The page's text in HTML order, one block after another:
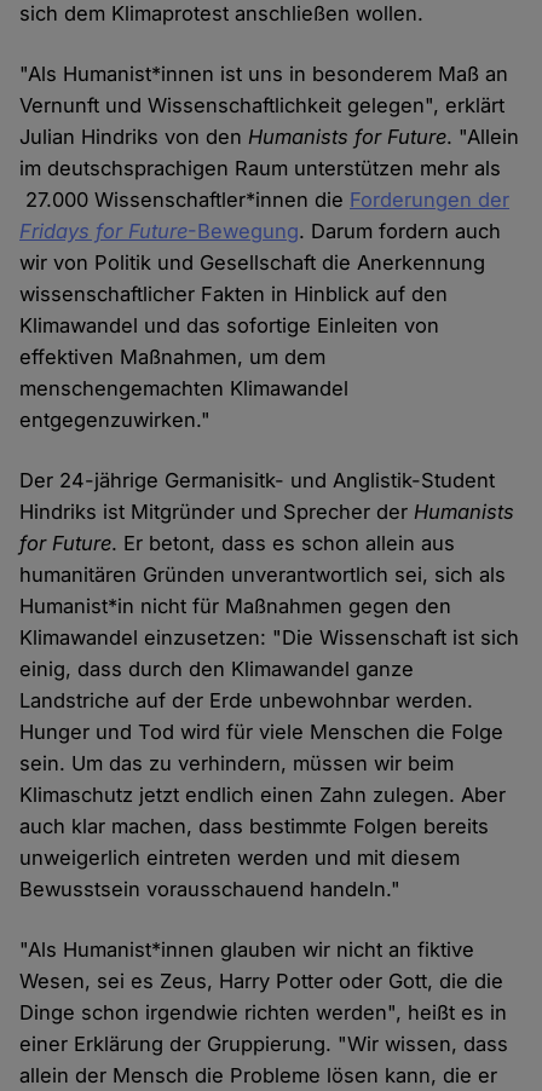
sich dem Klimaprotest anschließen wollen.
"Als Humanist*innen ist uns in besonderem Maß an
Vernunft und Wissenschaftlichkeit gelegen", erklärt
Julian Hindriks von denHumanists for Future. "Allein
im deutschsprachigen Raum unterstützen mehr als
27.000 Wissenschaftler*innen die Forderungen der
Fridays for Future-Bewegung. Darum fordern auch
wir von Politik und Gesellschaft die Anerkennung
wissenschaftlicher Fakten in Hinblick auf den
Klimawandel und das sofortige Einleiten von
effektiven Maßnahmen, um dem
menschengemachten Klimawandel
entgegenzuwirken."
Der 24-jährige Germanisitk- und Anglistik-Student
Hindriks ist Mitgründer und Sprecher derHumanists
for Future. Er betont, dass es schon allein aus
humanitären Gründen unverantwortlich sei, sich als
Humanist*in nicht für Maßnahmen gegen den
Klimawandel einzusetzen: "Die Wissenschaft ist sich
einig, dass durch den Klimawandel ganze
Landstriche auf der Erde unbewohnbar werden.
Hunger und Tod wird für viele Menschen die Folge
sein. Um das zu verhindern, müssen wir beim
Klimaschutz jetzt endlich einen Zahn zulegen. Aber
auch klar machen, dass bestimmte Folgen bereits
unweigerlich eintreten werden und mit diesem
Bewusstsein vorausschauend handeln."
"Als Humanist*innen glauben wir nicht an fiktive
Wesen, sei es Zeus, Harry Potter oder Gott, die die
Dinge schon irgendwie richten werden", heißt es in
einer Erklärung der Gruppierung. "Wir wissen, dass
allein der Mensch die Probleme lösen kann, die er